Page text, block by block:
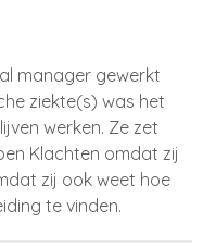
manager gewerkt
ziekte(s) was het
werken. Ze zet
Klachten omdat zij
zij ook weet hoe
te vinden.